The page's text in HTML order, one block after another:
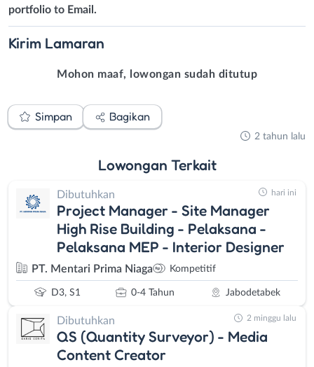
portfolio to Email.
Kirim Lamaran
Mohon maaf, lowongan sudah ditutup
Simpan Bagikan
2 tahun lalu
Lowongan Terkait
Dibutuhkan
Project Manager - Site Manager
High Rise Building - Pelaksana -
Pelaksana MEP - Interior Designer
PT. Mentari Prima Niaga Kompetitif
D3, S1 0-4 Tahun Jabodetabek
hari ini
Dibutuhkan
QS (Quantity Surveyor) - Media
Content Creator
2 minggu lalu